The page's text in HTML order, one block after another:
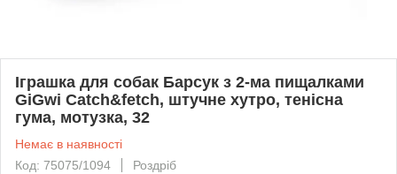
Іграшка для собак Барсук з 2-ма пищалками
GiGwi Catch&fetch, штучне хутро, тенісна
гума, мотузка, 32
Немає в наявності
Код: 75075/1094
Роздріб